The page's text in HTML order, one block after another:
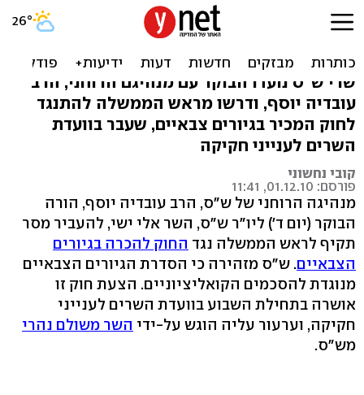
ש"ס לנתניהו: גיור צבאי נוגד
ההסכם הקואליציוני
שרי ש"ס נועדו הבוקר עם מנהיגם הרוחני, הרב
עובדיה יוסף, ודרשו מראש הממשלה להתנגד
לחוק המכיר בגיורים צבאיים, שעבר בוועדת
השרים לענייני חקיקה
קובי נחשוני
פורסם: 01.12.10, 11:41
מנהיגה הרוחני של ש"ס, הרב עובדיה יוסף, הורה
הבוקר (יום ד') ליו"ר ש"ס, השר אלי ישי, להעביר מסר
תקיף לראש הממשלה נגד החוק להכרה בגיורים
הצבאיים. ש"ס מזהירה כי הסדרת הגיורים הצבאיים
מנוגדת להסכמים הקואליציוניים. הצעת חוק זו
אושרה בתחילת השבוע בוועדת השרים לענייני
חקיקה, וערעור עליה הוגש על-ידי השר משולם נהרי
מש"ס.